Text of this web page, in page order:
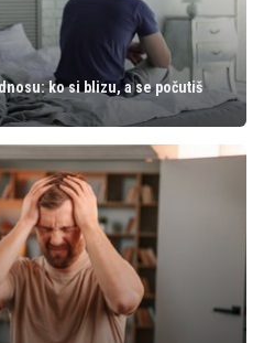
ko si blizu, a se počutiš